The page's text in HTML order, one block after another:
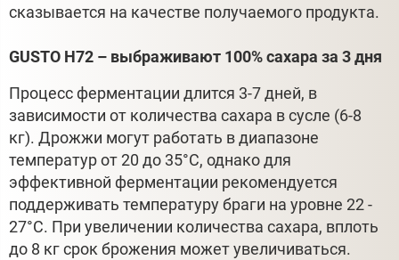
сказывается на качестве получаемого продукта.
GUSTO H72 – выбраживают 100% сахара за 3 дня
Процесс ферментации длится 3-7 дней, в
зависимости от количества сахара в сусле (6-8
кг). Дрожжи могут работать в диапазоне
температур от 20 до 35°С, однако для
эффективной ферментации рекомендуется
поддерживать температуру браги на уровне 22 -
27°С. При увеличении количества сахара, вплоть
до 8 кг срок брожения может увеличиваться.